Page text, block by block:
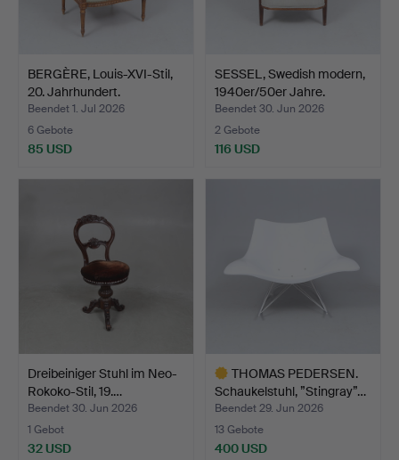
BERGÈRE, Louis-XVI-Stil,
20. Jahrhundert.
Beendet 1. Jul 2026
6 Gebote
85 USD
SESSEL, Swedish modern,
1940er/50er Jahre.
Beendet 30. Jun 2026
2 Gebote
116 USD
Dreibeiniger Stuhl im Neo-
Rokoko-Stil, 19.…
Beendet 30. Jun 2026
1 Gebot
32 USD
THOMAS PEDERSEN.
Schaukelstuhl, ”Stingray”…
Beendet 29. Jun 2026
13 Gebote
400 USD